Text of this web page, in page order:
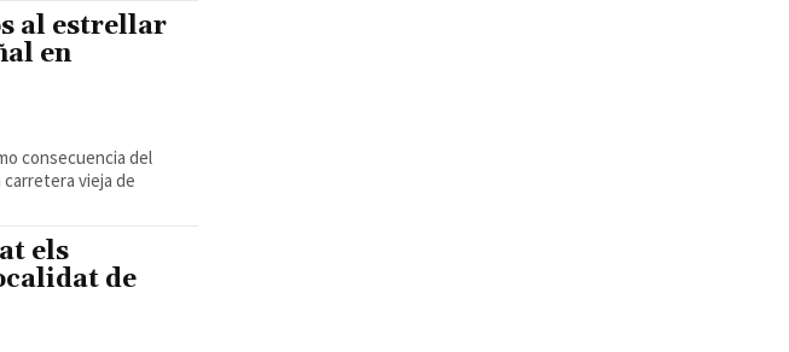
al estrellar
en
consecuencia del
vieja de
els
de